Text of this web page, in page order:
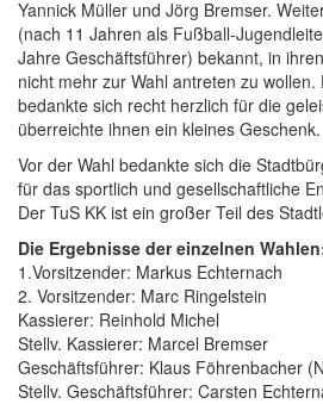
Yannick Müller und Jörg Bremser.
(nach 11 Jahren als Fußball-
Jahre Geschäftsführer) bekannt, in
nicht mehr zur Wahl antreten zu wollen.
bedankte sich recht herzlich für die
überreichte ihnen ein kleines Geschenk.
Vor der Wahl bedankte sich die
für das sportlich und gesellschaftliche
Der TuS KK ist ein großer Teil des
Die Ergebnisse der einzelnen
1.Vorsitzender: Markus Echternach
2. Vorsitzender: Marc Ringelstein
Kassierer: Reinhold Michel
Stellv. Kassierer: Marcel Bremser
Geschäftsführer: Klaus Föhrenbacher
Stellv. Geschäftsführer: Carsten